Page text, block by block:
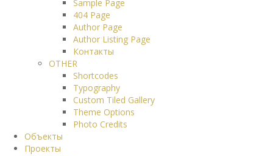
Sample Page
404 Page
Author Page
Author Listing Page
Контакты
OTHER
Shortcodes
Typography
Custom Tiled Gallery
Theme Options
Photo Credits
Объекты
Проекты